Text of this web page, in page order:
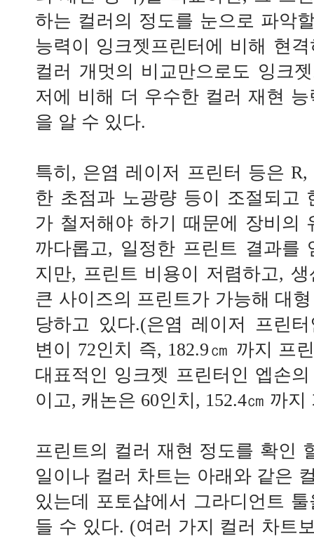
하는 컬러의 정도를 눈으로 파악
능력이 잉크젯프린터에 비해 현
컬러 개멋의 비교만으로도 잉크
저에 비해 더 우수한 컬러 재현
을 알 수 있다.
특히, 은염 레이저 프린터 등은
한 초점과 노광량 등이 조절되고
가 철저해야 하기 때문에 장비의
까다롭고, 일정한 프린트 결과를
지만, 프린트 비용이 저렴하고,
큰 사이즈의 프린트가 가능해 대
당하고 있다.(은염 레이저 프린
변이 72인치 즉, 182.9㎝ 까지 프
대표적인 잉크젯 프린터인 엡손
이고, 캐논은 60인치, 152.4㎝ 까지
프린트의 컬러 재현 정도를 확인
일이나 컬러 차트는 아래와 같은
있는데 포토샵에서 그라디언트
들 수 있다. (여러 가지 컬러 차트